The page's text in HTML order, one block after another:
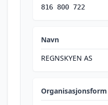
816 800 722
Navn
REGNSKYEN AS
Organisasjonsform